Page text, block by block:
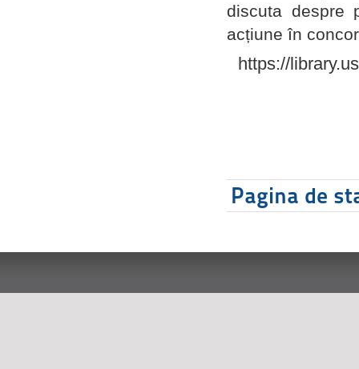
discuta despre
acțiune în
https://
Pagina de